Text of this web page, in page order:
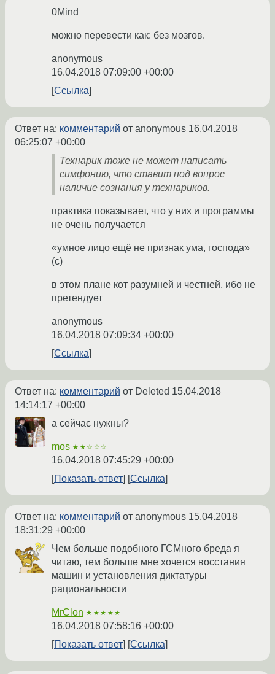
0Mind
можно перевести как: без мозгов.
anonymous
16.04.2018 07:09:00 +00:00
Ссылка
Ответ на: комментарий от anonymous 16.04.2018
06:25:07 +00:00
Технарик тоже не может написать
симфонию, что ставит под вопрос
наличие сознания у технариков.
практика показывает, что у них и программы
не очень получается
«умное лицо ещё не признак ума, господа»
(с)
в этом плане кот разумней и честней, ибо не
претендует
anonymous
16.04.2018 07:09:34 +00:00
Ссылка
Ответ на: комментарий от Deleted 15.04.2018
14:14:17 +00:00
а сейчас нужны?
mos ★★☆☆☆
16.04.2018 07:45:29 +00:00
Показать ответ
Ссылка
Ответ на: комментарий от anonymous 15.04.2018
18:31:29 +00:00
Чем больше подобного ГСМного бреда я
читаю, тем больше мне хочется восстания
машин и установления диктатуры
рациональности
MrClon ★★★★★
16.04.2018 07:58:16 +00:00
Показать ответ
Ссылка